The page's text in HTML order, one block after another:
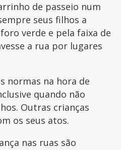
de passeio num
seus filhos a
verde e pela faixa de
a rua por lugares
normas na hora de
quando não
Outras crianças
os seus atos.
nas ruas são